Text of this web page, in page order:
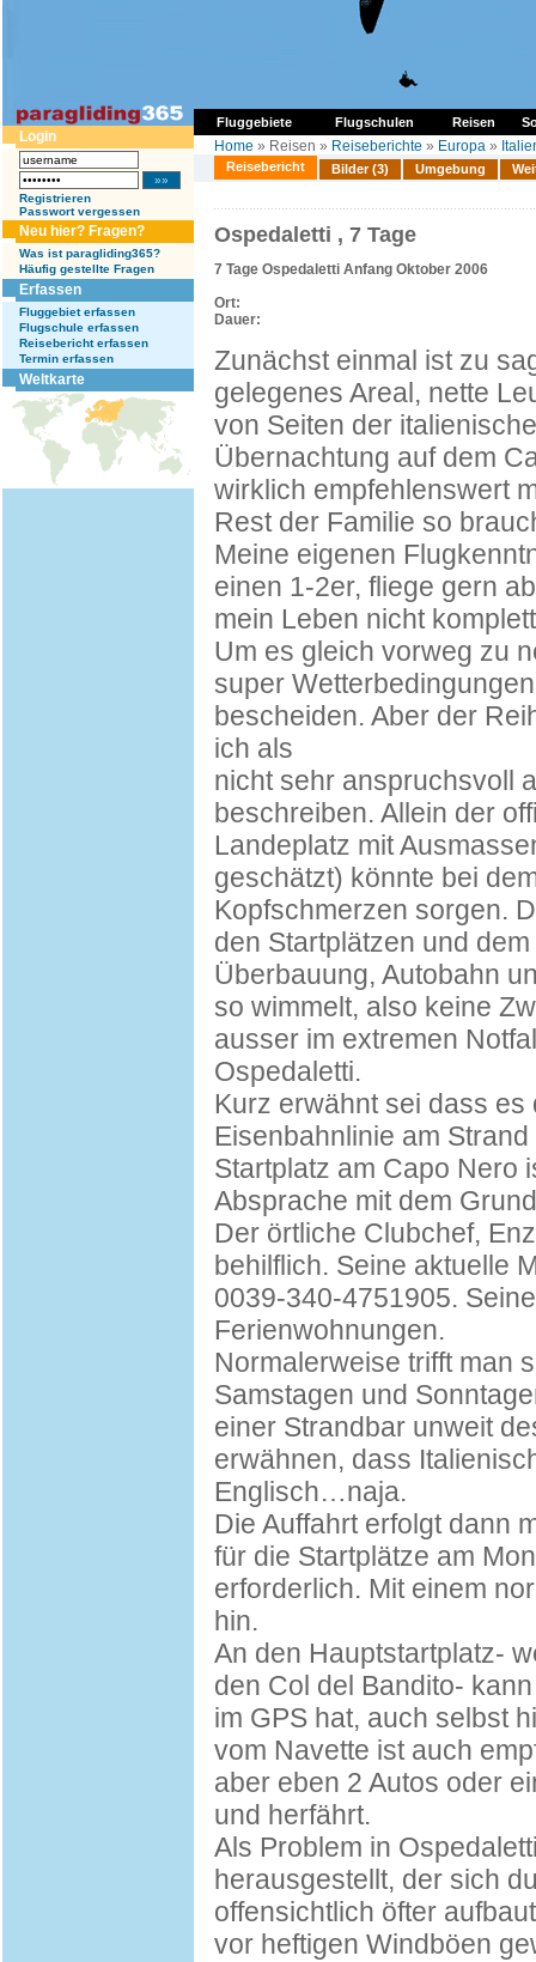
Fluggebiete Flugschulen Reisen
Login
Registrieren
Passwort vergessen
Neu hier? Fragen?
Was ist paragliding365?
Häufig gestellte Fragen
Erfassen
Fluggebiet erfassen
Flugschule erfassen
Reisebericht erfassen
Termin erfassen
Weltkarte
Home » Reisen » Reiseberichte » Europa »
Reisebericht Bilder (3) Umgebung
Ospedaletti , 7 Tage
7 Tage Ospedaletti Anfang Oktober 2006
Ort:
Dauer:
Zunächst einmal ist zu
gelegenes Areal, nette
von Seiten der
Übernachtung auf dem
wirklich empfehlenswert
Rest der Familie so
Meine eigenen
einen 1-2er, fliege gern
mein Leben nicht
Um es gleich vorweg zu
super
bescheiden. Aber der
ich als
nicht sehr anspruchsvoll
beschreiben. Allein der
Landeplatz mit
geschätzt) könnte bei
Kopfschmerzen sorgen.
den Startplätzen und
Überbauung, Autobahn
so wimmelt, also keine
ausser im extremen
Ospedaletti.
Kurz erwähnt sei dass
Eisenbahnlinie am
Startplatz am Capo Nero
Absprache mit dem
Der örtliche Clubchef,
behilflich. Seine aktuelle
0039-340-4751905.
Ferienwohnungen.
Normalerweise trifft man
Samstagen und
einer Strandbar unweit
erwähnen, dass
Englisch…naja.
Die Auffahrt erfolgt dann
für die Startplätze am
erforderlich. Mit einem
hin.
An den Hauptstartplatz-
den Col del Bandito-
im GPS hat, auch selbst
vom Navette ist auch
aber eben 2 Autos oder
und herfährt.
Als Problem in
herausgestellt, der sich
offensichtlich öfter
vor heftigen Windböen